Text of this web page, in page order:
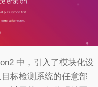
中，引入了模块化设
标检测系统的任意部